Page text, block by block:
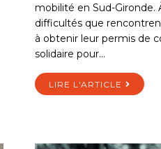
mobilité en Sud-Gironde.
difficultés que
à obtenir leur permis de
solidaire pour…
LIRE L'ARTICLE